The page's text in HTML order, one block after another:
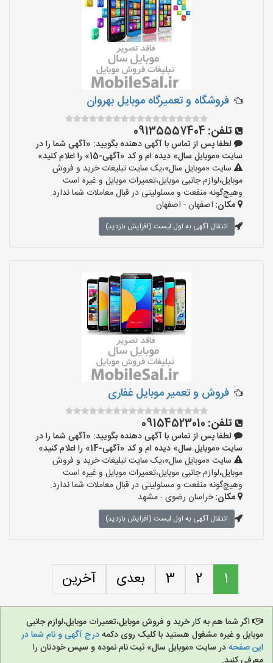
فروشگاه و تعمیرگاه موبایل بهروان
تلفن: 09135557404
لطفا پس از تماس با آگهی دهنده بگویید: «آگهی شما را در
سایت «موبایل سال» دیده ام و کد «آگهی-15» را اعلام کنید»
سایت «موبایل سال»،یک سایت تبلیغات خرید و فروش
موبایل،لوازم جانبی موبایل،تعمیرات موبایل و غیره است
وهیچ‌گونه منفعت و مسئولیتی در قبال معاملات شما ندارد.
مکان: اصفهان - اصفهان
انتقال آگهی به اول لیست (افزایش بازدید)
فروش و تعمیر موبایل غفاری
تلفن: 09154523010
لطفا پس از تماس با آگهی دهنده بگویید: «آگهی شما را در
سایت «موبایل سال» دیده ام و کد «آگهی-14» را اعلام کنید»
سایت «موبایل سال»،یک سایت تبلیغات خرید و فروش
موبایل،لوازم جانبی موبایل،تعمیرات موبایل و غیره است
وهیچ‌گونه منفعت و مسئولیتی در قبال معاملات شما ندارد.
مکان:خراسان رضوی - مشهد
انتقال آگهی به اول لیست (افزایش بازدید)
1
2
3 بعدی آخرین
اگر شما هم به کار خرید و فروش موبایل،تعمیرات موبایل،لوازم جانبی
موبایل و غیره مشغول هستید با کلیک روی دکمهدرج آگهی و نام شما در
این صفحهدر سایت «موبایل سال» ثبت نام نموده و سپس خودتان را